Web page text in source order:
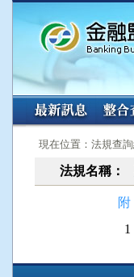
:::
現在位置：法規查
法規名稱：
附
1